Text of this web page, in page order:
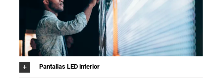
Pantallas LED interior